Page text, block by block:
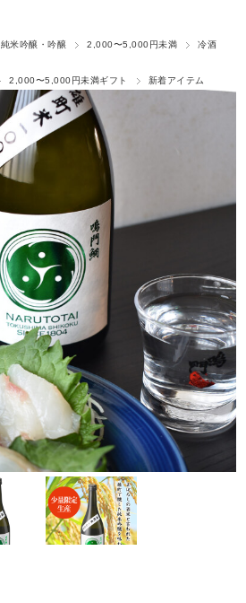
純米吟醸・吟醸 2,000〜5,000円未満
冷酒
2,000〜5,000円未満ギフト 新着アイテム